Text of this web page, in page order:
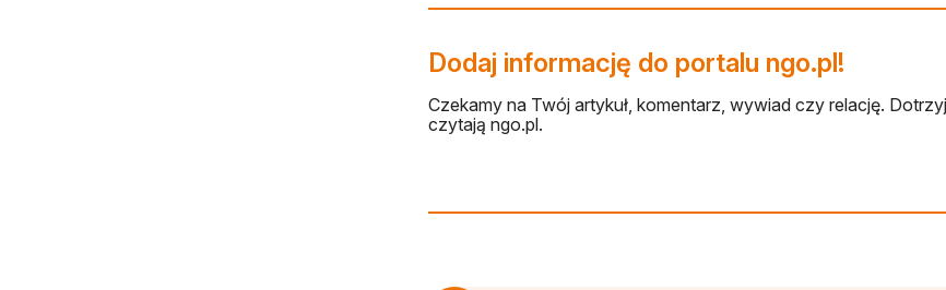
Dodaj informację do portalu ngo.pl!
Czekamy na Twój artykuł, komentarz, wywiad czy relację.
czytają ngo.pl.